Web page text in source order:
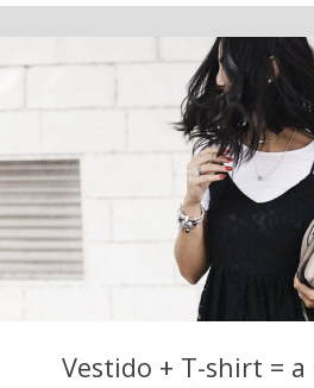
Vestido + T-shirt = a